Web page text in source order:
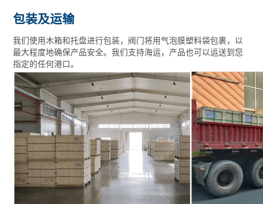
包装及运输
我们使用木箱和托盘进行包装，阀门将用气泡膜塑料袋包裹，以
最大程度地确保产品安全。我们支持海运，产品也可以运送到您
指定的任何港口。